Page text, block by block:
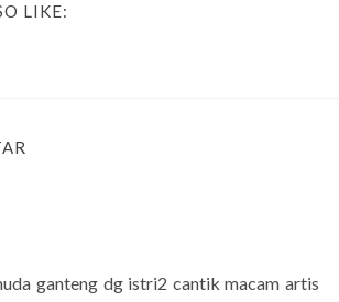
LIKE:
ganteng dg istri2 cantik macam artis